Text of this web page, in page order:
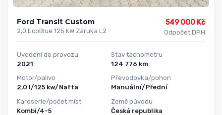
Ford Transit Custom
2,0 EcoBlue 125 kW Záruka L2
549 000 Kč
Odpočet DPH
Uvedení do provozu
2021
Motor/palivo
2,0 l/125 kw/Nafta
Karoserie/počet míst
Kombi/4-5
Stav tachometru
124 776 km
Převodovka/pohon
Manuální/Přední
Země původu
Česká republika